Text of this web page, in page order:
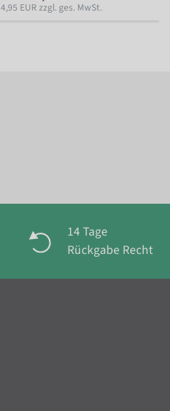
4,95 EUR zzgl. ges. MwSt.
14 Tage
Rückgabe Recht